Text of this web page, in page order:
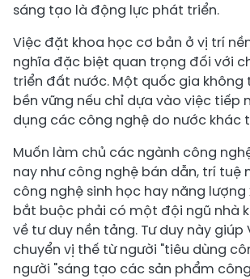
sáng tạo là động lực phát triển.
Việc đặt khoa học cơ bản ở vị trí
nghĩa đặc biệt quan trọng đối với
triển đất nước. Một quốc gia không
bền vững nếu chỉ dựa vào việc tiếp
dụng các công nghệ do nước khác
Muốn làm chủ các ngành công
nay như công nghệ bán dẫn, trí tuệ
công nghệ sinh học hay năng
bắt buộc phải có một đội ngũ nhà
về tư duy nền tảng. Tư duy này giúp
chuyển vị thế từ người "tiêu dùng
người "sáng tạo các sản phẩm